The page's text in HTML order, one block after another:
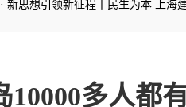
领新征程丨民生为本 上海建设宜居
领新征程丨民生为本 上海建设宜居城
多人都